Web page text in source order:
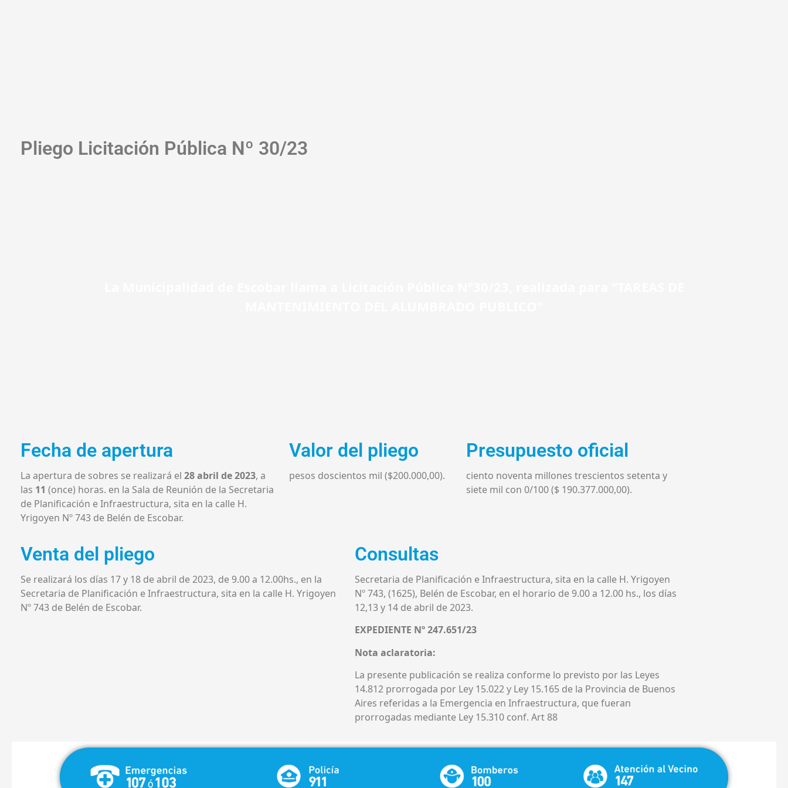
Pliego Licitación Pública Nº 30/23
Fecha de apertura
La apertura de sobres se realizará el 28 abril de 2023, a
las 11 (once) horas. en la Sala de Reunión de la Secretaria
de Planificación e Infraestructura, sita en la calle H.
Yrigoyen Nº 743 de Belén de Escobar.
Valor del pliego
pesos doscientos mil ($200.000,00).
Presupuesto oficial
ciento noventa millones trescientos setenta y
siete mil con 0/100 ($ 190.377.000,00).
Venta del pliego
Se realizará los días 17 y 18 de abril de 2023, de 9.00 a 12.00hs., en la
Secretaria de Planificación e Infraestructura, sita en la calle H. Yrigoyen
Nº 743 de Belén de Escobar.
Consultas
Secretaria de Planificación e Infraestructura, sita en la calle H. Yrigoyen
Nº 743, (1625), Belén de Escobar, en el horario de 9.00 a 12.00 hs., los días
12,13 y 14 de abril de 2023.
EXPEDIENTE Nº 247.651/23
Nota aclaratoria:
La presente publicación se realiza conforme lo previsto por las Leyes
14.812 prorrogada por Ley 15.022 y Ley 15.165 de la Provincia de Buenos
Aires referidas a la Emergencia en Infraestructura, que fueran
prorrogadas mediante Ley 15.310 conf. Art 88